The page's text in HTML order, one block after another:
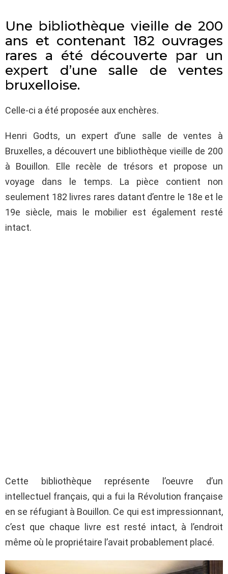
Une bibliothèque vieille de 200
ans et contenant 182 ouvrages
rares a été découverte par un
expert d’une salle de ventes
bruxelloise.
Celle-ci a été proposée aux enchères.
Henri Godts, un expert d’une salle de ventes à
Bruxelles, a découvert une bibliothèque vieille de 200
à Bouillon. Elle recèle de trésors et propose un
voyage dans le temps. La pièce contient non
seulement 182 livres rares datant d’entre le 18e et le
19e siècle, mais le mobilier est également resté
intact.
Cette bibliothèque représente l’oeuvre d’un
intellectuel français, qui a fui la Révolution française
en se réfugiant à Bouillon. Ce qui est impressionnant,
c’est que chaque livre est resté intact, à l’endroit
même où le propriétaire l’avait probablement placé.